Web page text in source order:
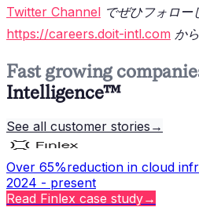
Twitter Channel でぜひフォロー
https://careers.doit-intl.com か
Fast growing
Intelligence™
See all customer stories →
Over 65%reduction in cloud
2024 - present
Read Finlex case study→